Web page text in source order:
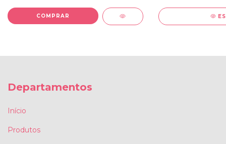
Departamentos
Início
Produtos